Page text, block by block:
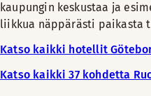
kaupungin keskustaa ja
liikkua näppärästi paikasta
Katso kaikki hotellit
Katso kaikki 37 kohdetta